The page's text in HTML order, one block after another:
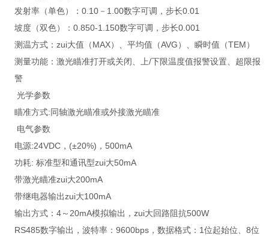
发射率（单色）：0.10－1.00数字可调，步长0.01
坡度（双色）：0.850-1.150数字可调，步长0.001
测温方式：zui大值（MAX）、平均值（AVG）、瞬时值（TEM）
测量功能：激光瞄准打开或关闭、上/下限温度值报警设置、超限报
警
光学参数
瞄准方式:同轴激光瞄准或外接激光瞄准
电气参数
电源:24VDC，(±20%)，500mA
功耗: 标准型和通讯型zui大50mA
带激光瞄准zui大200mA
带继电器输出zui大100mA
输出方式：4～20mA模拟输出，zui大回路阻抗500W
RS485数字输出，波特率：9600bps，数据格式：1位起始位、8位